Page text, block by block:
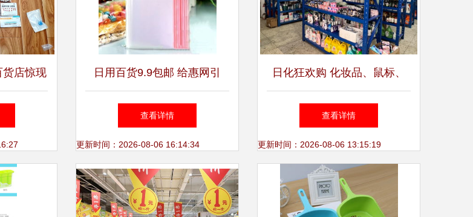
货店惊现 日用百货9.9包邮 给惠网引
领“九块邮”风潮，揭秘低价好
物背后的消费智慧
查看详情
更新时间：2026-08-06 16:14:34
日化狂欢购 化妆品、鼠标、
日用品、狗粮全场4.5折起，
精选日用百货超值钜惠
查看详情
更新时间：2026-08-06 13:15:19